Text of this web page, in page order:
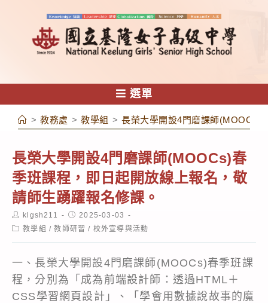
容
選單
> 教務處 > 教學組 > 長榮大學開設4門磨課師(MOOCs)
長榮大學開設4門磨課師(MOOCs)春
季班課程，即日起開放線上報名，敬
請師生踴躍報名修課。
Post
author:
klgsh211
Post
published:
2025-03-03
Post教學組 / 教師研習 / 校外宣導與活動
一、長榮大學開設4門磨課師(MOOCs)春季班課
程，分別為「成為前端設計師：透過HTML＋
CSS學習網頁設計」、「學會用數據說故事的魔